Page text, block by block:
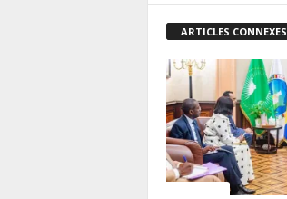
ARTICLES CONNEXES